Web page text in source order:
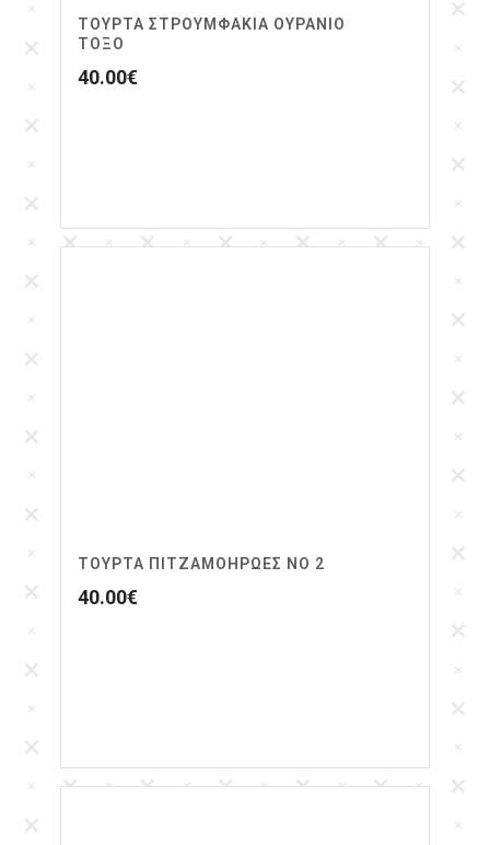
ΤΟΥΡΤΑ ΣΤΡΟΥΜΦΆΚΙΑ ΟΥΡΑΝΙΟ
ΤΟΞΟ
40.00€
ΤΟΥΡΤΑ ΠΙΤΖΑΜΟΗΡΩΕΣ ΝΟ 2
40.00€